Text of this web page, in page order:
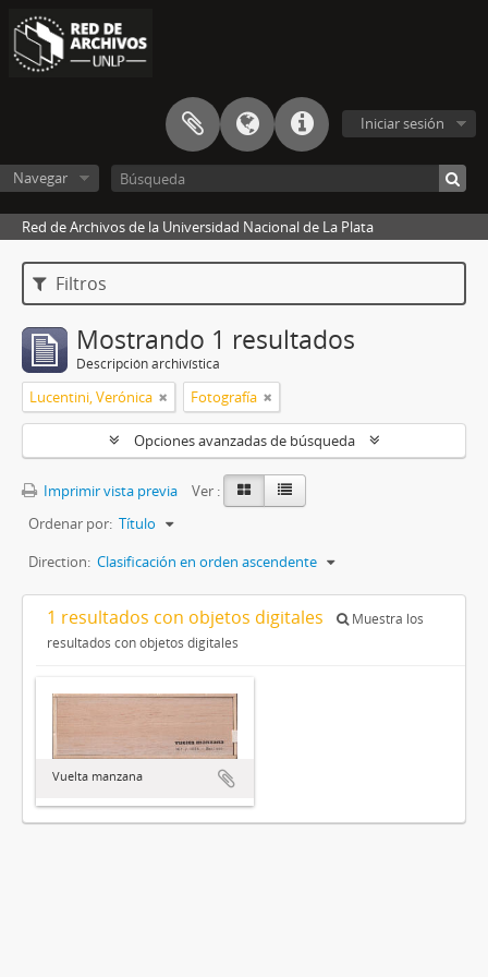
Iniciar sesión
Navegar
Red de Archivos de la Universidad Nacional de La Plata
Filtros
Mostrando 1 resultados
Descripción archivística
Lucentini, Verónica Fotografía
Opciones avanzadas de búsqueda
Imprimir vista previa
Ver :
Ordenar por: Título
Direction: Clasificación en orden ascendente
1 resultados con objetos digitales
Muestra los
resultados con objetos digitales
Vuelta manzana